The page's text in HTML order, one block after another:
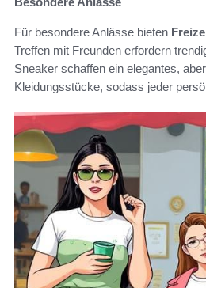
Für besondere Anlässe bieten
Treffen mit Freunden erfordern
Sneaker schaffen ein elegantes,
Kleidungsstücke, sodass jeder